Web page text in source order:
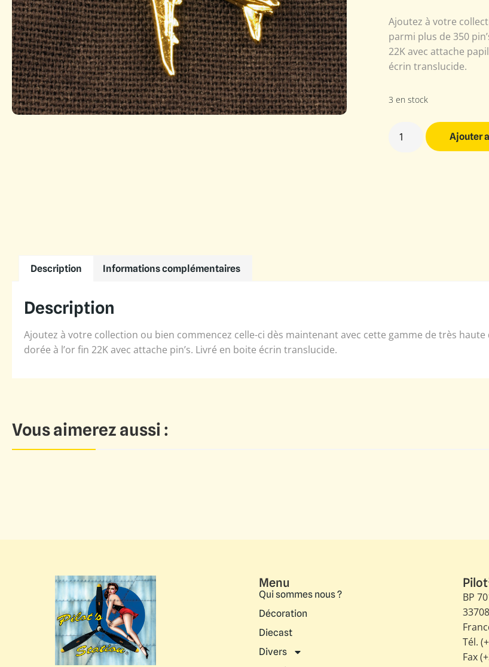
Ajoutez à votre
parmi plus de 350
22K avec attache
écrin translucide.
3 en stock
Ajouter
Description Informations complémentaires
Description
Ajoutez à votre collection ou bien commencez celle-ci dès maintenant avec cette gamme de très
dorée à l’or fin 22K avec attache pin’s. Livré en boite écrin translucide.
Vous aimerez aussi :
Menu
Qui sommes nous ?
Décoration
Diecast
Divers
BP
Tél.
Fax